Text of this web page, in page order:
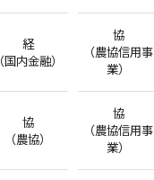
経
（国内金融）
協
（農協信用事
業）
協
（農協）
協
（農協信用事
業）